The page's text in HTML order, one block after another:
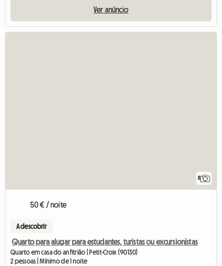
Ver anúncio
8
50 € / noite
A descobrir
Quarto para alugar para estudantes, turistas ou excursionistas
Quarto em casa do anfitrião | Petit-Croix (90130)
2 pessoas | Mínimo de 1 noite